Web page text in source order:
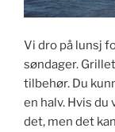
Vi dro på lunsj
søndager.
tilbehør. Du
en halv. Hvis
det, men det